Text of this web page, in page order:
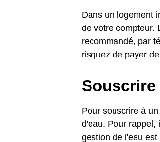
Dans un logement
de votre compteur.
recommandé, par
risquez de payer
Souscrire
Pour souscrire à
d'eau. Pour rappel,
gestion de l'eau